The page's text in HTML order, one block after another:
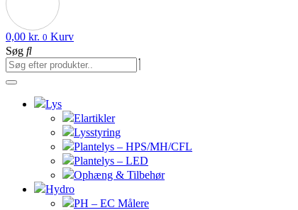
0,00 kr. 0 Kurv
Søg
Lys
Elartikler
Lysstyring
Plantelys – HPS/MH/CFL
Plantelys – LED
Ophæng & Tilbehør
Hydro
PH – EC Målere